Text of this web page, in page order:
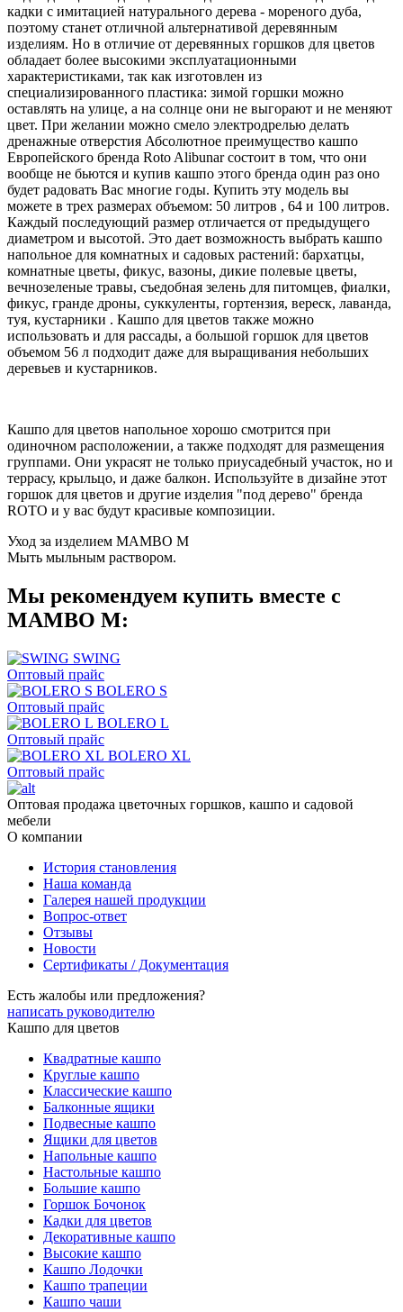
кадки с имитацией натурального дерева - мореного дуба,
поэтому станет отличной альтернативой деревянным
изделиям. Но в отличие от деревянных горшков для цветов
обладает более высокими эксплуатационными
характеристиками, так как изготовлен из
специализированного пластика: зимой горшки можно
оставлять на улице, а на солнце они не выгорают и не меняют
цвет. При желании можно смело электродрелью делать
дренажные отверстия Абсолютное преимущество кашпо
Европейского бренда Roto Alibunar состоит в том, что они
вообще не бьются и купив кашпо этого бренда один раз оно
будет радовать Вас многие годы. Купить эту модель вы
можете в трех размерах объемом: 50 литров , 64 и 100 литров.
Каждый последующий размер отличается от предыдущего
диаметром и высотой. Это дает возможность выбрать кашпо
напольное для комнатных и садовых растений: бархатцы,
комнатные цветы, фикус, вазоны, дикие полевые цветы,
вечнозеленые травы, съедобная зелень для питомцев, фиалки,
фикус, гранде дроны, суккуленты, гортензия, вереск, лаванда,
туя, кустарники . Кашпо для цветов также можно
использовать и для рассады, а большой горшок для цветов
объемом 56 л подходит даже для выращивания небольших
деревьев и кустарников.
Кашпо для цветов напольное хорошо смотрится при
одиночном расположении, а также подходят для размещения
группами. Они украсят не только приусадебный участок, но и
террасу, крыльцо, и даже балкон. Используйте в дизайне этот
горшок для цветов и другие изделия "под дерево" бренда
ROTO и у вас будут красивые композиции.
Уход за изделием MAMBO M
Мыть мыльным раствором.
Мы рекомендуем купить вместе с
MAMBO M:
SWING
Оптовый прайс
BOLERO S
Оптовый прайс
BOLERO L
Оптовый прайс
BOLERO XL
Оптовый прайс
Оптовая продажа цветочных горшков, кашпо и садовой
мебели
О компании
История становления
Наша команда
Галерея нашей продукции
Вопрос-ответ
Отзывы
Новости
Сертификаты / Документация
Есть жалобы или предложения?
написать руководителю
Кашпо для цветов
Квадратные кашпо
Круглые кашпо
Классические кашпо
Балконные ящики
Подвесные кашпо
Ящики для цветов
Напольные кашпо
Настольные кашпо
Большие кашпо
Горшок Бочонок
Кадки для цветов
Декоративные кашпо
Высокие кашпо
Кашпо Лодочки
Кашпо трапеции
Кашпо чаши